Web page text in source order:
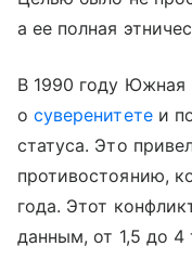
а ее полная
В 1990 году Южная
осуверенитетеи
статуса. Это
противостоянию,
года. Этот
данным, от 1,5 до 4